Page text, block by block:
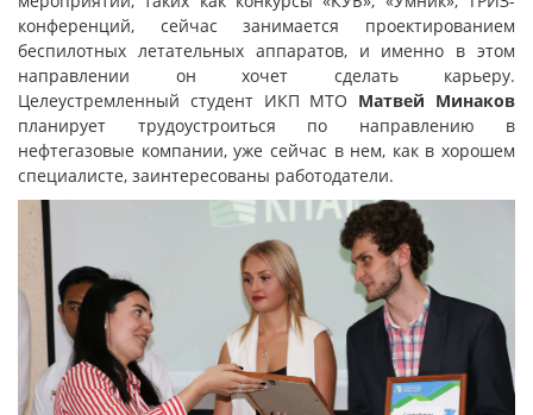
конференций, сейчас занимается проектированием
беспилотных летательных аппаратов, и именно в этом
направлении он хочет сделать карьеру.
Целеустремленный студент ИКП МТО Матвей Минаков
планирует трудоустроиться по направлению в
нефтегазовые компании, уже сейчас в нем, как в хорошем
специалисте, заинтересованы работодатели.